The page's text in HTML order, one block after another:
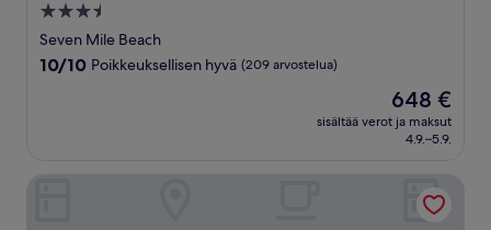
3.5
tähden
majoituspaikka
Seven Mile Beach
10.0
arvostelua)
10/10 Poikkeuksellisen hyvä (209 arvostelua)
Hinta
on
648 €
648 €
sisältää verot ja maksut
4.9.–5.9.